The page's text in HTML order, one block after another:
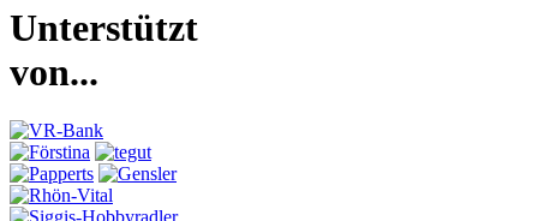
Unterstützt
von...